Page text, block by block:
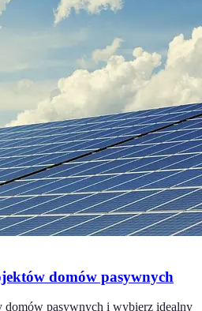
domów pasywnych
domów pasywnych i wybierz idealny